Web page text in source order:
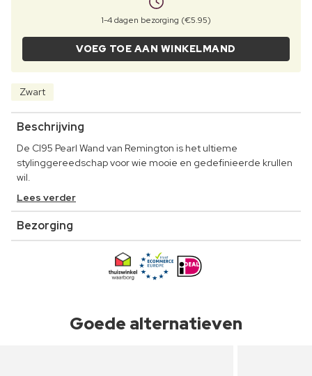
1-4 dagen bezorging (€5.95)
VOEG TOE AAN WINKELMAND
Zwart
Beschrijving
De CI95 Pearl Wand van Remington is het ultieme
stylinggereedschap voor wie mooie en gedefinieerde krullen
wil.
Lees verder
Bezorging
Goede alternatieven